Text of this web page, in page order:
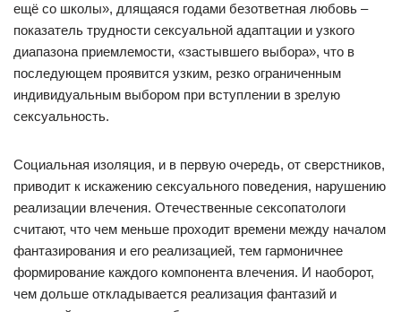
ещё со школы», длящаяся годами безответная любовь –
показатель трудности сексуальной адаптации и узкого
диапазона приемлемости, «застывшего выбора», что в
последующем проявится узким, резко ограниченным
индивидуальным выбором при вступлении в зрелую
сексуальность.
Социальная изоляция, и в первую очередь, от сверстников,
приводит к искажению сексуального поведения, нарушению
реализации влечения. Отечественные сексопатологи
считают, что чем меньше проходит времени между началом
фантазирования и его реализацией, тем гармоничнее
формирование каждого компонента влечения. И наоборот,
чем дольше откладывается реализация фантазий и